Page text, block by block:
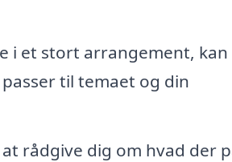
i et stort arrangement, kan
til temaet og din
rådgive dig om hvad der